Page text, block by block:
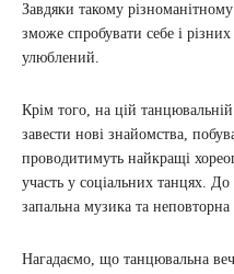
Завдяки такому
зможе спробувати себе і
улюблений.
Крім того, на цій танцювальній
завести нові знайомства,
проводитимуть найкращі
участь у соціальних танцях.
запальна музика та неповторна
Нагадаємо, що танцювальна